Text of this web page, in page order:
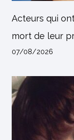
Acteurs qui
mort de leur
07/08/2026